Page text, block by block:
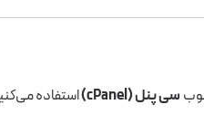
سی پنل (cPanel) استفاده